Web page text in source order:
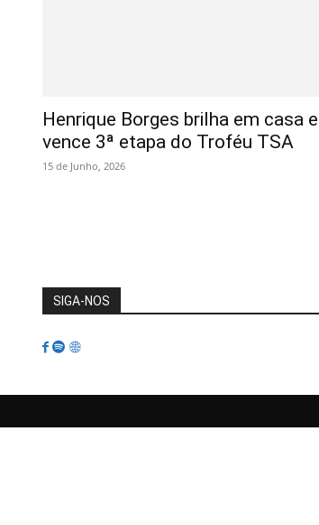
Henrique Borges brilha em casa e
vence 3ª etapa do Troféu TSA
15 de Junho, 2026
SIGA-NOS